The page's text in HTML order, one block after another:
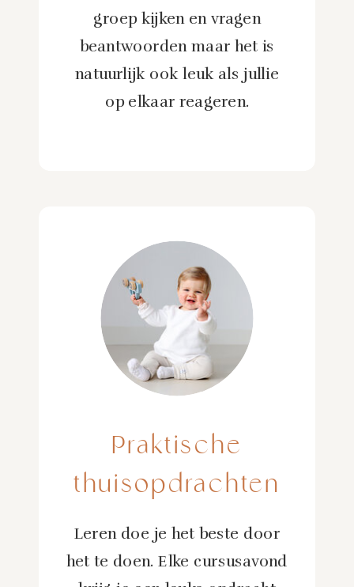
groep kijken en vragen
beantwoorden maar het is
natuurlijk ook leuk als jullie
op elkaar reageren.
Praktische
thuisopdrachten
Leren doe je het beste door
het te doen. Elke cursusavond